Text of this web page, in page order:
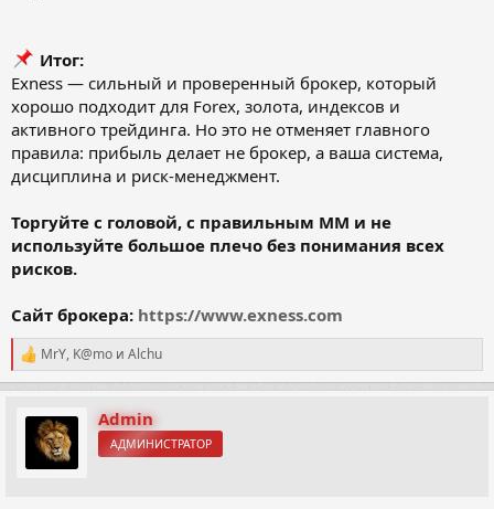
Итог:
Exness — сильный и проверенный брокер, который
хорошо подходит для Forex, золота, индексов и
активного трейдинга. Но это не отменяет главного
правила: прибыль делает не брокер, а ваша система,
дисциплина и риск-менеджмент.
Торгуйте с головой, с правильным ММ и не
используйте большое плечо без понимания всех
рисков.
Сайт брокера: https://www.exness.com
Р
е
а
и
MrY, K@mo и Alchu
Admin
АДМИНИСТРАТОР